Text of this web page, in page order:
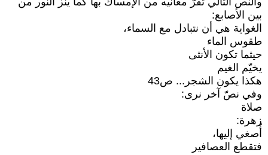
بين الأصابع:
الغواية هي أن نتبادل مع السماء،
طقوس الماء
حيثما تكون الأنثى
يخيّم الغيم
هكذا يكون الشجر... ص43
وفي نصّ آخر نرى:
صلاة
زهرة:
أُصغي إليها،
فتقطع العصافير